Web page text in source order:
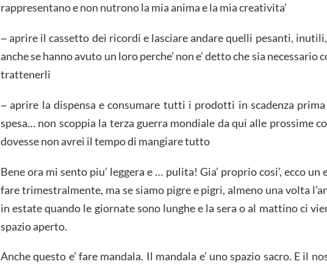
rappresentano e non nutrono la mia anima e la mia creativita’
~ aprire il cassetto dei ricordi e lasciare andare quelli pesanti,
anche se hanno avuto un loro perche’ non e’ detto che sia necessario
trattenerli
~ aprire la dispensa e consumare tutti i prodotti in scadenza
spesa… non scoppia la terza guerra mondiale da qui alle prossime
dovesse non avrei il tempo di mangiare tutto
Bene ora mi sento piu’ leggera e … pulita! Gia’ proprio cosi’, ecco un
fare trimestralmente, ma se siamo pigre e pigri, almeno una volta
in estate quando le giornate sono lunghe e la sera o al mattino ci
spazio aperto.
Anche questo e’ fare mandala. Il mandala e’ uno spazio sacro. E il